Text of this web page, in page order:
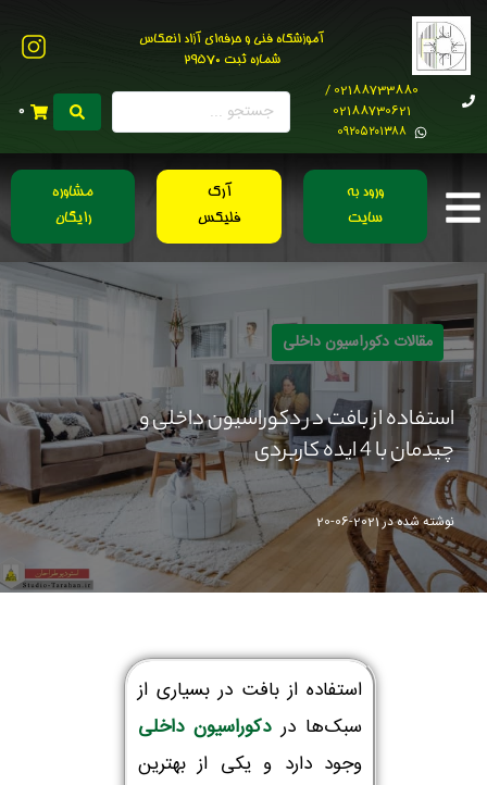
آموزشگاه فنی و حرفه‌ای آزاد انعکاس
شماره ثبت 29570
02188733880 /
02188730621
0۹۲۰۵۲۰۱۳۸۸
0
ورود به
سایت
آرک
فلیکس
مشاوره
رایگان
مقالات دکوراسیون داخلی
استفاده از بافت در دکوراسیون داخلی و
چیدمان با 4 ایده کاربردی
نوشته شده در2021-06-20
استفاده از بافت در بسیاری از
سبک‌ها دردکوراسیون داخلی
وجود دارد و یکی از بهترین